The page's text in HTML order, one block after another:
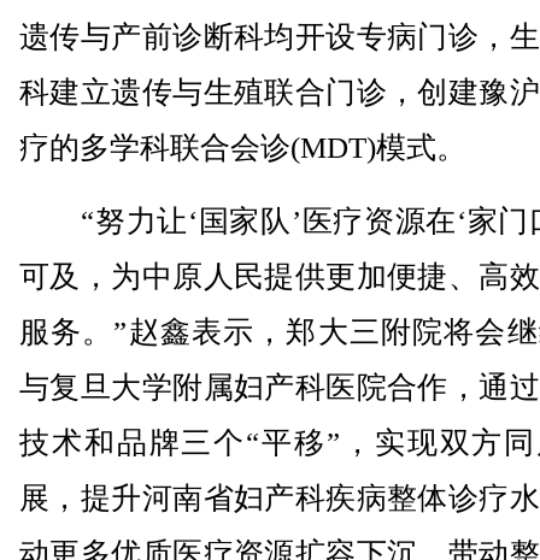
遗传与产前诊断科均开设专病门诊，
科建立遗传与生殖联合门诊，创建豫
疗的多学科联合会诊(MDT)模式。
“努力让‘国家队’医疗资源在‘家门
可及，为中原人民提供更加便捷、高
服务。”赵鑫表示，郑大三附院将会
与复旦大学附属妇产科医院合作，通
技术和品牌三个“平移”，实现双方
展，提升河南省妇产科疾病整体诊疗